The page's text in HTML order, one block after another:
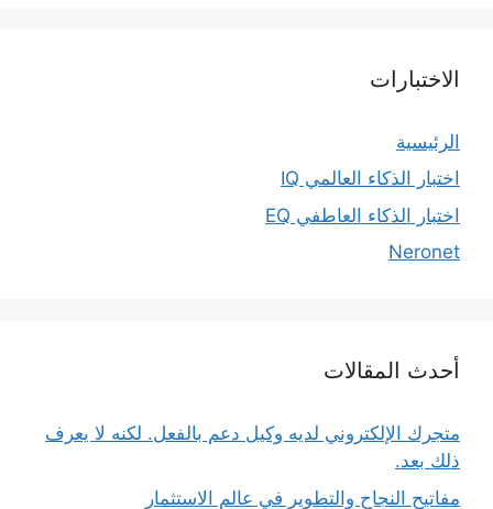
الاختبارات
الرئيسية
اختبار الذكاء العالمي IQ
اختبار الذكاء العاطفي EQ
Neronet
أحدث المقالات
متجرك الإلكتروني لديه وكيل دعم بالفعل. لكنه لا يعرف
ذلك بعد.
مفاتيح النجاح والتطوير في عالم الاستثمار